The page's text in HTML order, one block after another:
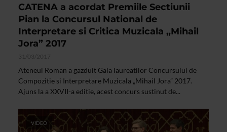
CATENA a acordat Premiile Sectiunii
Pian la Concursul National de
Interpretare si Critica Muzicala „Mihail
Jora” 2017
31/03/2017
Ateneul Roman a gazduit Gala laureatilor Concursului de
Compozitie si Interpretare Muzicala „Mihail Jora” 2017.
Ajuns la a XXVII-a editie, acest concurs sustinut de...
VIDEO